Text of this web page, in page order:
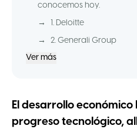
conocemos hoy.
→
1. Deloitte
→
2. Generali Group
Ver más
El desarrollo
progreso tecnológico,